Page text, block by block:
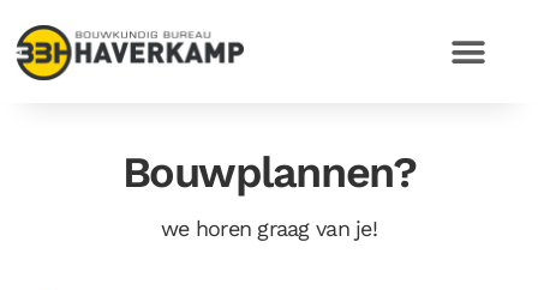
Bouwplannen?
we horen graag van je!